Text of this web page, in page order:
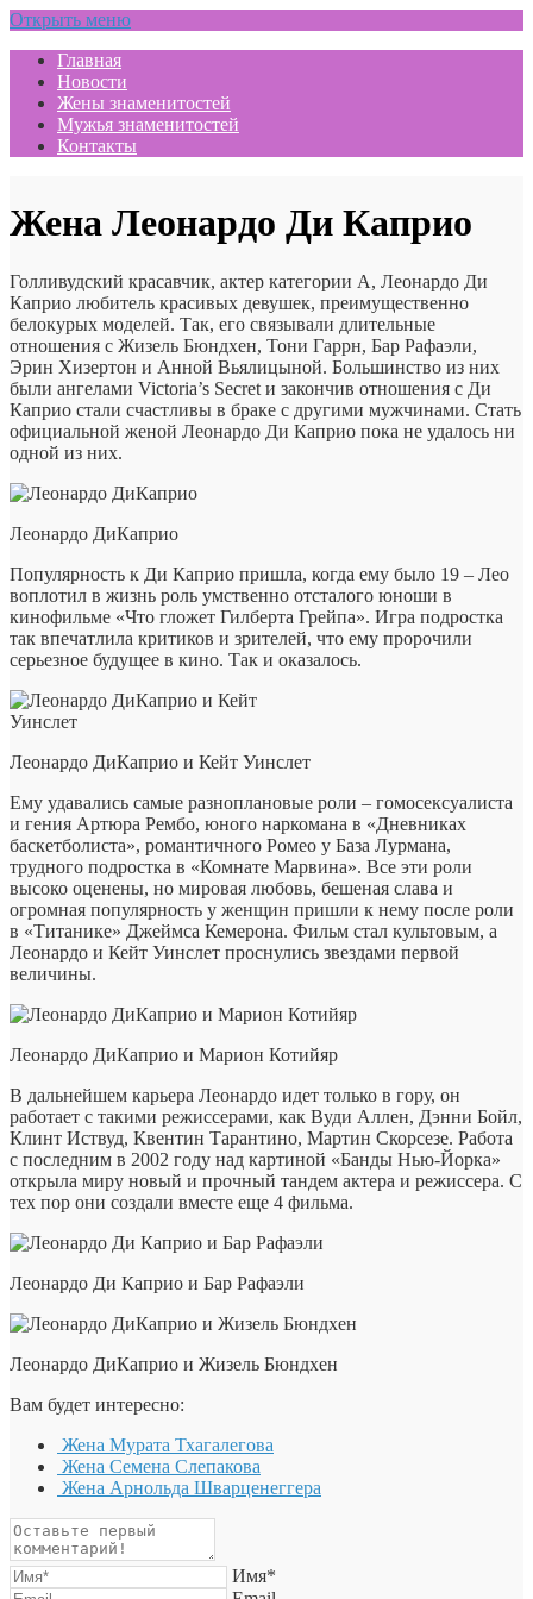
Открыть меню
Главная
Новости
Жены знаменитостей
Мужья знаменитостей
Контакты
Жена Леонардо Ди Каприо
Голливудский красавчик, актер категории А, Леонардо Ди
Каприо любитель красивых девушек, преимущественно
белокурых моделей. Так, его связывали длительные
отношения с Жизель Бюндхен, Тони Гаррн, Бар Рафаэли,
Эрин Хизертон и Анной Вьялицыной. Большинство из них
были ангелами Victoria’s Secret и закончив отношения с Ди
Каприо стали счастливы в браке с другими мужчинами. Стать
официальной женой Леонардо Ди Каприо пока не удалось ни
одной из них.
Леонардо ДиКаприо
Популярность к Ди Каприо пришла, когда ему было 19 – Лео
воплотил в жизнь роль умственно отсталого юноши в
кинофильме «Что гложет Гилберта Грейпа». Игра подростка
так впечатлила критиков и зрителей, что ему пророчили
серьезное будущее в кино. Так и оказалось.
Леонардо ДиКаприо и Кейт Уинслет
Ему удавались самые разноплановые роли – гомосексуалиста
и гения Артюра Рембо, юного наркомана в «Дневниках
баскетболиста», романтичного Ромео у База Лурмана,
трудного подростка в «Комнате Марвина». Все эти роли
высоко оценены, но мировая любовь, бешеная слава и
огромная популярность у женщин пришли к нему после роли
в «Титанике» Джеймса Кемерона. Фильм стал культовым, а
Леонардо и Кейт Уинслет проснулись звездами первой
величины.
Леонардо ДиКаприо и Марион Котийяр
В дальнейшем карьера Леонардо идет только в гору, он
работает с такими режиссерами, как Вуди Аллен, Дэнни Бойл,
Клинт Иствуд, Квентин Тарантино, Мартин Скорсезе. Работа
с последним в 2002 году над картиной «Банды Нью-Йорка»
открыла миру новый и прочный тандем актера и режиссера. С
тех пор они создали вместе еще 4 фильма.
Леонардо Ди Каприо и Бар Рафаэли
Леонардо ДиКаприо и Жизель Бюндхен
Вам будет интересно:
Жена Мурата Тхагалегова
Жена Семена Слепакова
Жена Арнольда Шварценеггера
Имя*